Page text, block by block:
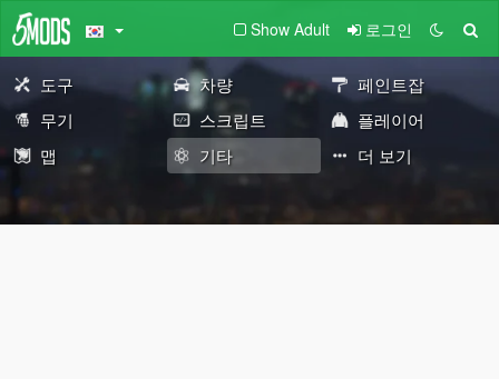
Show Adult 로그인
도구 차량
페인트잡
무기
스크립트
플레이어
맵
기타 더 보기